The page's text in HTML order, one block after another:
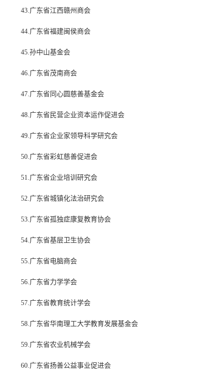
43.广东省江西赣州商会
44.广东省福建闽侯商会
45.孙中山基金会
46.广东省茂南商会
47.广东省同心圆慈善基金会
48.广东省民营企业资本运作促进会
49.广东省企业家领导科学研究会
50.广东省彩虹慈善促进会
51.广东省企业培训研究会
52.广东省城镇化法治研究会
53.广东省孤独症康复教育协会
54.广东省基层卫生协会
55.广东省电脑商会
56.广东省力学学会
57.广东省教育统计学会
58.广东省华南理工大学教育发展基金会
59.广东省农业机械学会
60.广东省扬善公益事业促进会